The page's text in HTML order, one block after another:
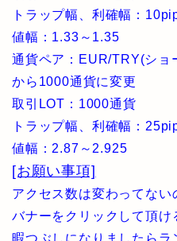
トラップ幅、利確幅：
値幅：1.33～1.35
通貨ペア：EUR/TRY(シ
から1000通貨に変更
取引LOT：1000通貨
トラップ幅、利確幅：
値幅：2.87～2.925
[お願い事項]
アクセス数は変わってな
バナーをクリックして頂け
暇つぶしになりましたらラ